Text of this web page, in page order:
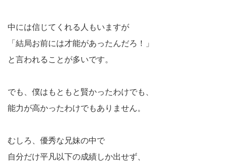
中には信じてくれる人もいますが
「結局お前には才能があったんだろ！」
と言われることが多いです。
でも、僕はもともと賢かったわけでも、
能力が高かったわけでもありません。
むしろ、優秀な兄妹の中で
自分だけ平凡以下の成績しか出せず、